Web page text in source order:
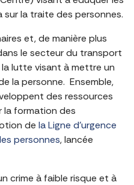
sur la traite des personnes.
et, de manière plus
le secteur du transport
lutte visant à mettre un
la personne. Ensemble,
des ressources
la formation des
de la Ligne d’urgence
personnes, lancée
crime à faible risque et à